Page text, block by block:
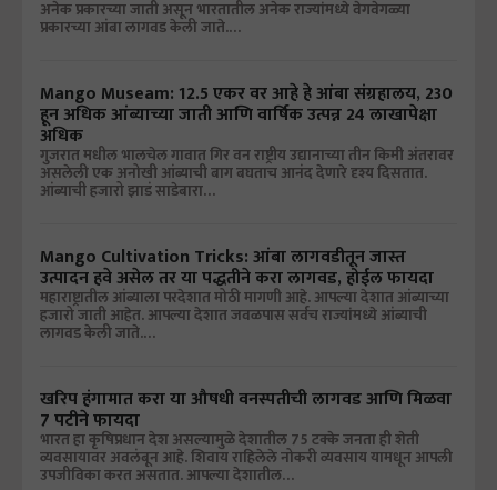
अनेक प्रकारच्या जाती असून भारतातील अनेक राज्यांमध्ये वेगवेगळ्या
प्रकारच्या आंबा लागवड केली जाते.…
Mango Museam: 12.5 एकर वर आहे हे आंबा संग्रहालय, 230
हून अधिक आंब्याच्या जाती आणि वार्षिक उत्पन्न 24 लाखापेक्षा
अधिक
गुजरात मधील भालचेल गावात गिर वन राष्ट्रीय उद्यानाच्या तीन किमी अंतरावर
असलेली एक अनोखी आंब्याची बाग बघताच आनंद देणारे दृश्य दिसतात.
आंब्याची हजारो झाडं साडेबारा…
Mango Cultivation Tricks: आंबा लागवडीतून जास्त
उत्पादन हवे असेल तर या पद्धतीने करा लागवड, होईल फायदा
महाराष्ट्रातील आंब्याला परदेशात मोठी मागणी आहे. आपल्या देशात आंब्याच्या
हजारो जाती आहेत. आपल्या देशात जवळपास सर्वच राज्यांमध्ये आंब्याची
लागवड केली जाते.…
खरिप हंगामात करा या औषधी वनस्पतीची लागवड आणि मिळवा
7 पटीने फायदा
भारत हा कृषिप्रधान देश असल्यामुळे देशातील 75 टक्के जनता ही शेती
व्यवसायावर अवलंबून आहे. शिवाय राहिलेले नोकरी व्यवसाय यामधून आपली
उपजीविका करत असतात. आपल्या देशातील…